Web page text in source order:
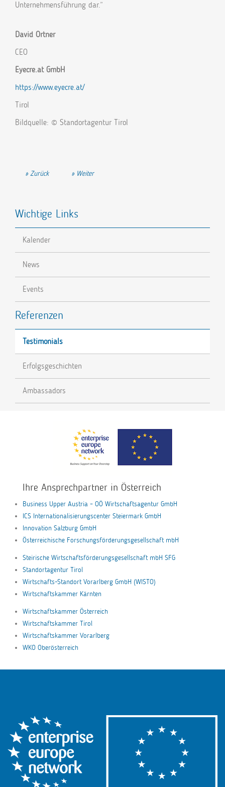
Unternehmensführung dar.”
David Ortner
CEO
Eyecre.at GmbH
https://www.eyecre.at/
Tirol
Bildquelle: © Standortagentur Tirol
Vorheriger Beitrag: Bergblut GmbH
Zurück Nächster Beitrag: alpLytics
Weiter
Wichtige Links
Kalender
News
Events
Referenzen
Testimonials
Erfolgsgeschichten
Ambassadors
Ihre Ansprechpartner in Österreich
Business Upper Austria – OÖ Wirtschaftsagentur GmbH
ICS Internationalisierungscenter Steiermark GmbH
Innovation Salzburg GmbH
Österreichische Forschungsförderungsgesellschaft mbH
Steirische Wirtschaftsförderungsgesellschaft mbH SFG
Standortagentur Tirol
Wirtschafts-Standort Vorarlberg GmbH (WISTO)
Wirtschaftskammer Kärnten
Wirtschaftskammer Österreich
Wirtschaftskammer Tirol
Wirtschaftskammer Vorarlberg
WKO Oberösterreich